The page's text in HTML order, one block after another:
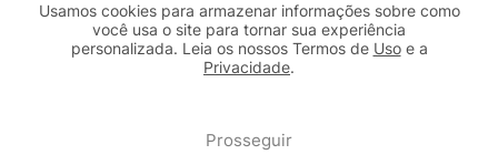
Usamos cookies para armazenar informações sobre como
você usa o site para tornar sua experiência
personalizada. Leia os nossos Termos de Usoe a
Privacidade.
Prosseguir